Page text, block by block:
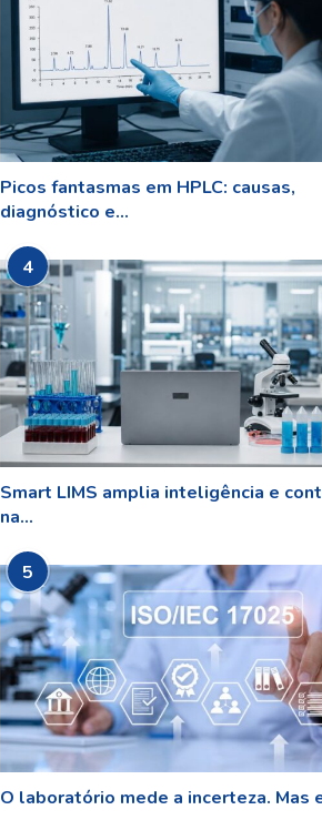
Picos fantasmas em HPLC: causas,
diagnóstico e...
4
Smart LIMS amplia inteligência e
na...
5
O laboratório mede a incerteza. Mas